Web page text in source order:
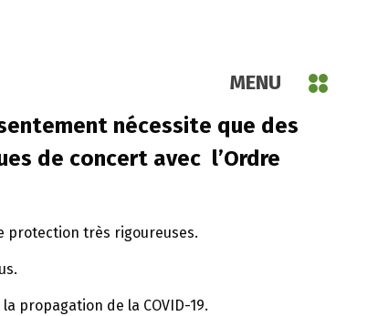
MENU
nécessite que des
de concert avec l’Ordre
protection très rigoureuses.
propagation de la COVID-19.